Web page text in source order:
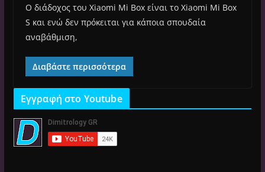
Ο διάδοχος του Xiaomi Mi Box είναι το Xiaomi Mi Box
S και ενώ δεν πρόκειται για κάποια σπουδαία
αναβάθμιση,
Διαβάστε περισσότερα
Εγγραφή στο Youtube